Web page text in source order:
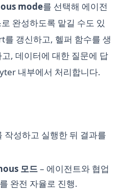
의 수수께끼 해결: 궁극적인
델을 미세조정하는 방법
API 사용하는 방법
이터에 대한 ChatGPT 교육 가
신의 주역
훈련 방법
안 및 사용 방법
ChatGPT를 사용하는 방법
Guide to Formatted String
리터럴 완전 가이드
and Heap Operations Made
to Iterator Building Blocks
Iterables with Examples
우는 이터러블 변환
Operations Guide
리 작업 가이드
외부 명령 실행하기 (완전 가
mode를 선택해 에이전
완성하도록 맡길 수도 있
갱신하고, 헬퍼 함수를 생
, 데이터에 대한 질문에 답
내부에서 처리합니다.
작성하고 실행한 뒤 결과를
모드– 에이전트와 협업
완전 자율로 진행.